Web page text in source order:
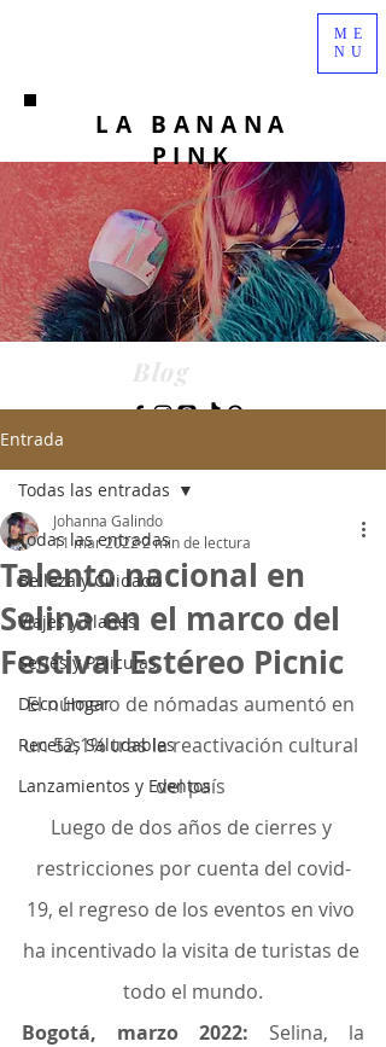
LA BANANA
PINK
ME
NU
Blog
Entrada
Todas las entradas
Belleza y Cuidado
Viajes y Planes
Series y Peliculas
Deco Hogar
Recetas Saludables
Lanzamientos y Eventos
Todas las entradas
Talento nacional en
Selina en el marco del
Festival Estéreo Picnic
Johanna Galindo
11 mar 20222 min de lectura
El número de nómadas aumentó en
un 52,1% tras la reactivación cultural
del país ​
Luego de dos años de cierres y
restricciones por cuenta del covid-
19, el regreso de los eventos en vivo
ha incentivado la visita de turistas de
todo el mundo.
Bogotá, marzo 2022: Selina, la